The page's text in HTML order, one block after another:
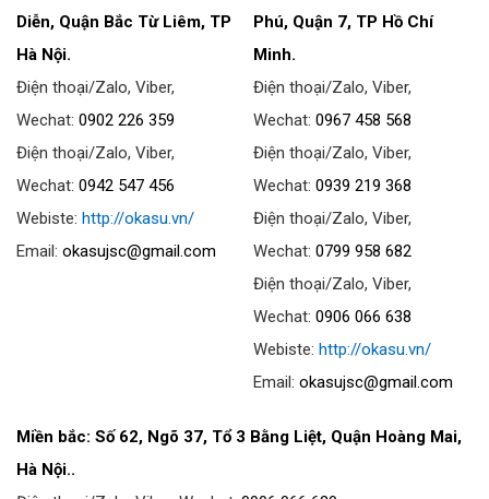
Diễn, Quận Bắc Từ Liêm, TP
Hà Nội.
Điện thoại/Zalo, Viber,
Wechat: 0902 226 359
Điện thoại/Zalo, Viber,
Wechat: 0942 547 456
Webiste: http://okasu.vn/
Email: okasujsc@gmail.com
Phú, Quận 7, TP Hồ Chí
Minh.
Điện thoại/Zalo, Viber,
Wechat:0967 458 568
Điện thoại/Zalo, Viber,
Wechat:0939 219 368
Điện thoại/Zalo, Viber,
Wechat:0799 958 682
Điện thoại/Zalo, Viber,
Wechat:0906 066 638
Webiste:http://okasu.vn/
Email:okasujsc@gmail.com
Miền bắc: Số 62, Ngõ 37, Tổ 3 Bằng Liệt, Quận Hoàng Mai,
Hà Nội..